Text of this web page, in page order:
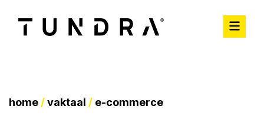
home /vaktaal / e-commerce